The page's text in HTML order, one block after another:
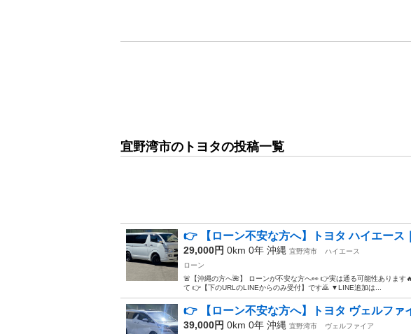
宜野湾市のトヨタの投稿一覧
👉 【ローン不安な方へ】トヨタ ハイエース
29,000円 0km 0年 沖縄 宜野湾市
ハイエース
ローン
🚨【沖縄の方へ🌺】 ローンが不安な方へ👀 👉実は通る可能性ありま
て 👉【下のURLのLINEからのみ受付】です🙇 ▼LINE追加は...
👉 【ローン不安な方へ】トヨタ ヴェルファ
39,000円 0km 0年 沖縄 宜野湾市
ヴェルファイア